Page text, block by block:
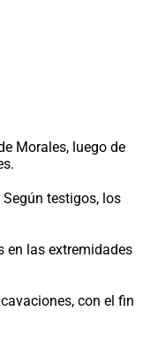
Morales, luego de
testigos, los
en las extremidades
con el fin